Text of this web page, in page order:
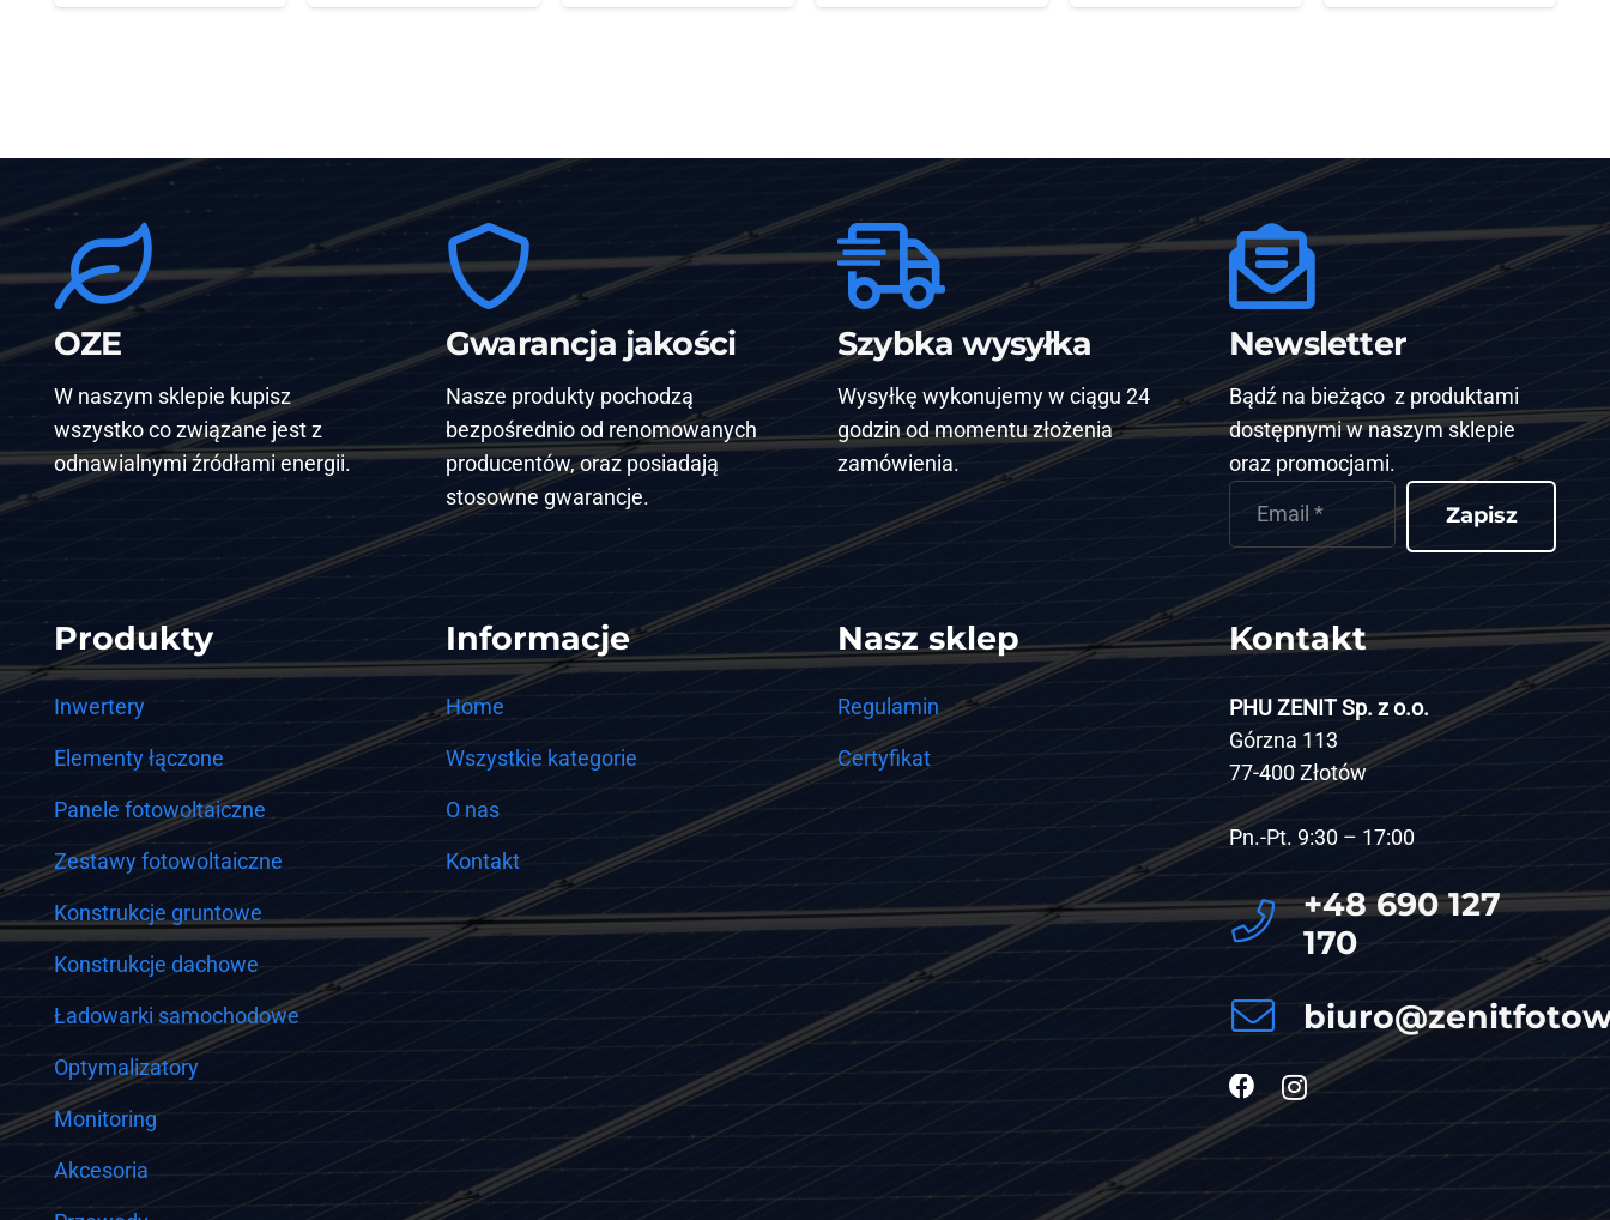
OZE
W naszym sklepie kupisz
wszystko co związane jest z
odnawialnymi źródłami energii.
Gwarancja jakości
Nasze produkty pochodzą
bezpośrednio od renomowanych
producentów, oraz posiadają
stosowne gwarancje.
Szybka wysyłka
Wysyłkę wykonujemy w ciągu 24
godzin od momentu złożenia
zamówienia.
Newsletter
Bądź na bieżąco z produktami
dostępnymi w naszym sklepie
oraz promocjami.
Zapisz
Produkty
Inwertery
Elementy łączone
Panele fotowoltaiczne
Zestawy fotowoltaiczne
Konstrukcje gruntowe
Konstrukcje dachowe
Ładowarki samochodowe
Optymalizatory
Monitoring
Akcesoria
Informacje
Home
Wszystkie kategorie
O nas
Kontakt
Nasz sklep
Regulamin
Certyfikat
Kontakt
PHU ZENIT Sp. z o.o.
Górzna 113
77-400 Złotów
Pn.-Pt. 9:30 – 17:00
+48 690 127
170